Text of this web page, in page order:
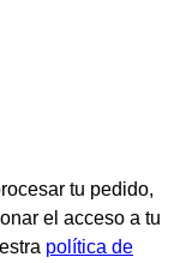
tu pedido,
el acceso a tu
política de